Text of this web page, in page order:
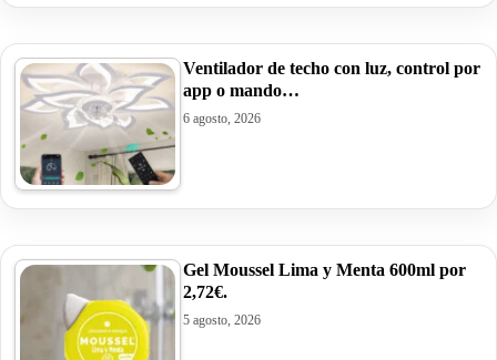
Ventilador de techo con luz, control por
app o mando…
6 agosto, 2026
Gel Moussel Lima y Menta 600ml por
2,72€.
5 agosto, 2026